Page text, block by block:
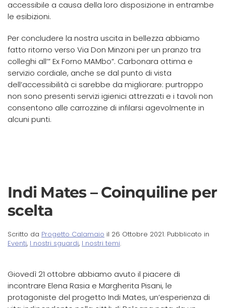
accessibile a causa della loro disposizione in entrambe
le esibizioni.
Per concludere la nostra uscita in bellezza abbiamo
fatto ritorno verso Via Don Minzoni per un pranzo tra
colleghi all’” Ex Forno MAMbo”. Carbonara ottima e
servizio cordiale, anche se dal punto di vista
dell’accessibilità ci sarebbe da migliorare: purtroppo
non sono presenti servizi igienici attrezzati e i tavoli non
consentono alle carrozzine di infilarsi agevolmente in
alcuni punti.
Indi Mates – Coinquiline per
scelta
Scritto da Progetto Calamaio il 26 Ottobre 2021. Pubblicato in
Eventi, I nostri sguardi, I nostri temi.
Giovedì 21 ottobre abbiamo avuto il piacere di
incontrare Elena Rasia e Margherita Pisani, le
protagoniste del progetto Indi Mates, un’esperienza di